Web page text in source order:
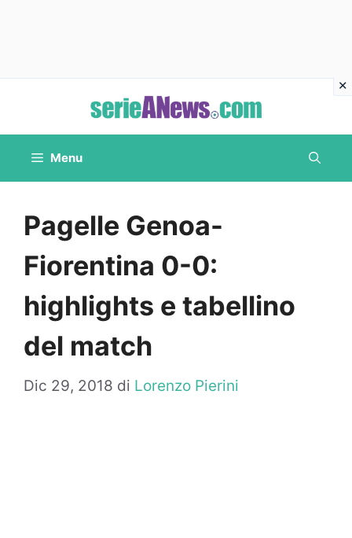
contenuto
Menu
Pagelle Genoa-
Fiorentina 0-0:
highlights e tabellino
del match
Dic 29, 2018 di Lorenzo Pierini